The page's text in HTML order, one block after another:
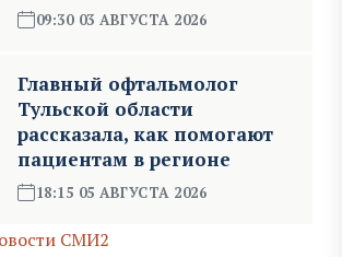
09:30 03 АВГУСТА 2026
Главный офтальмолог
Тульской области
рассказала, как помогают
пациентам в регионе
18:15 05 АВГУСТА 2026
СМИ2